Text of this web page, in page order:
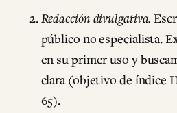
Redacción divulgativa.
público no especialista.
en su primer uso y
clara (objetivo de índice
65).